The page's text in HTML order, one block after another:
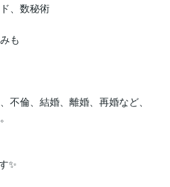
、数秘術
も
不倫、結婚、離婚、再婚など、
✨